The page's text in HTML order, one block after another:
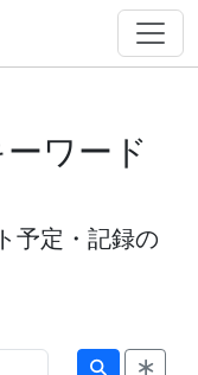
ワード
予定・記録の